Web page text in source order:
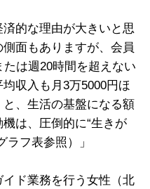
済的な理由が大きいと思
面もありますが、会員
は週20時間を超えない
収入も月3万5000円ほ
、生活の基盤になる額
は、圧倒的に“生きが
ラフ表参照）」
ド業務を行う女性（北